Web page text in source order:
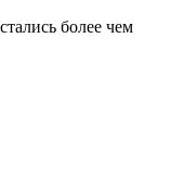
более чем